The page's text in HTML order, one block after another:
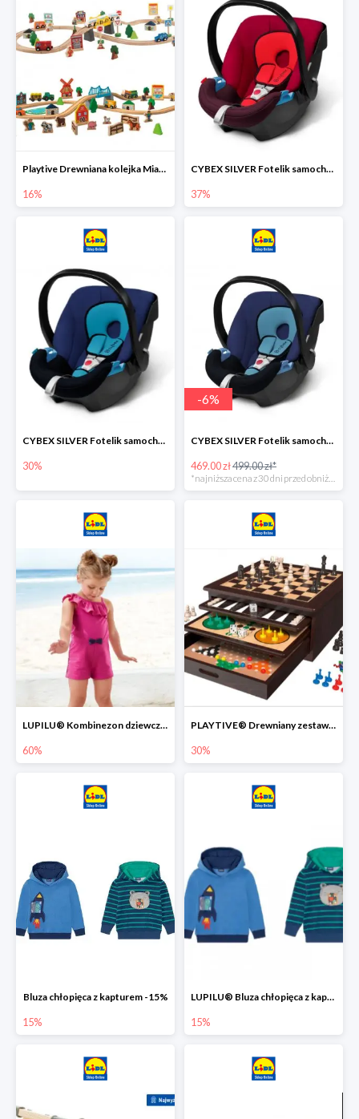
Playtive Drewniana kolejka Miasto lub Farma
16%
CYBEX SILVER Fotelik samochodowy
37%
CYBEX SILVER Fotelik samochodowy -30%
30%
-6%
CYBEX SILVER Fotelik samochodowy + dostawa gratis!
469.00 zł499.00 zł*
*najniższa cena z 30 dni przed obniżką
LUPILU® Kombinezon dziewczęcy z bawełny
60%
PLAYTIVE® Drewniany zestaw gier 10 w 1
30%
Bluza chłopięca z kapturem -15%
15%
LUPILU® Bluza chłopięca z kapturem
15%